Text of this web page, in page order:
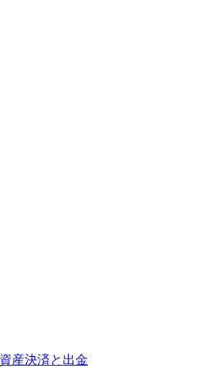
産決済と出金